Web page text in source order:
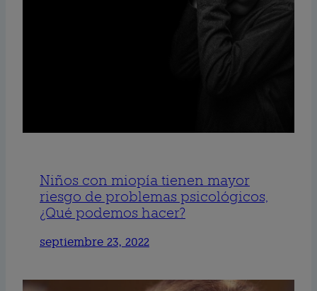
Niños con miopía tienen mayor
riesgo de problemas psicológicos,
¿Qué podemos hacer?
septiembre 23, 2022